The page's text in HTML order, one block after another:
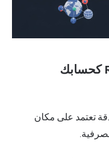
هل يمكنك استخدام Revolut كحسابك
تعتمد على مكان